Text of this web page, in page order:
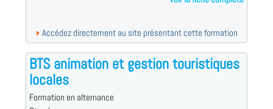
Accédez directement au site présentant cette formation
BTS animation et gestion touristiques
locales
Formation en alternance